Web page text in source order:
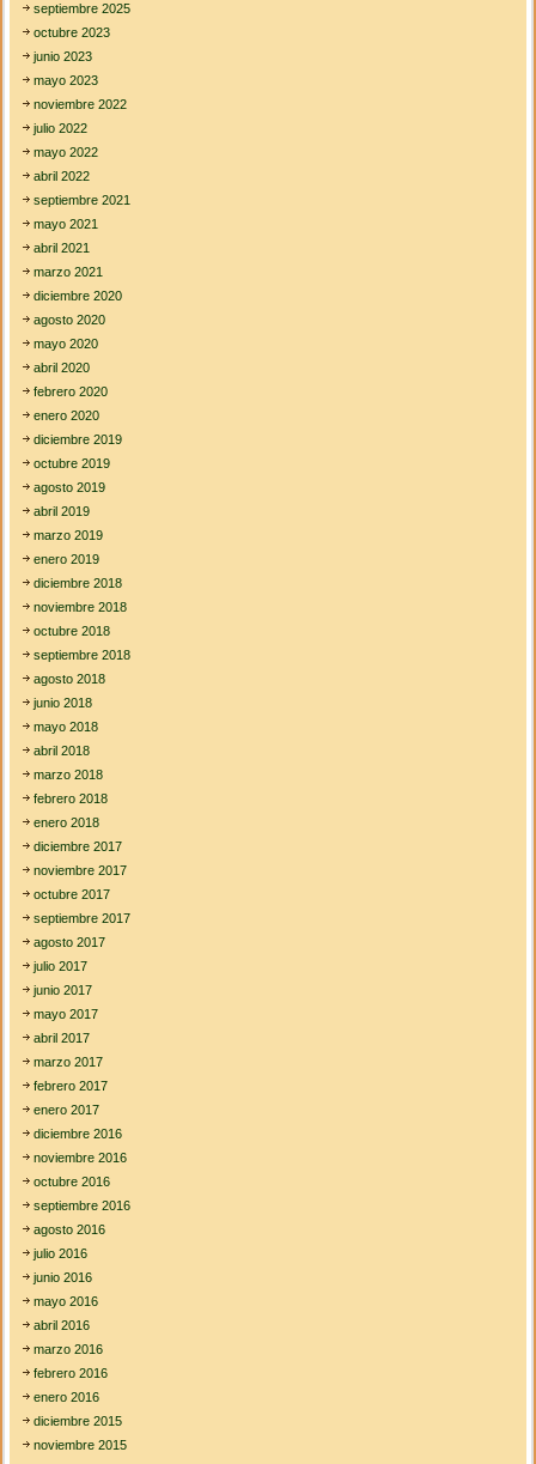
septiembre 2025
octubre 2023
junio 2023
mayo 2023
noviembre 2022
julio 2022
mayo 2022
abril 2022
septiembre 2021
mayo 2021
abril 2021
marzo 2021
diciembre 2020
agosto 2020
mayo 2020
abril 2020
febrero 2020
enero 2020
diciembre 2019
octubre 2019
agosto 2019
abril 2019
marzo 2019
enero 2019
diciembre 2018
noviembre 2018
octubre 2018
septiembre 2018
agosto 2018
junio 2018
mayo 2018
abril 2018
marzo 2018
febrero 2018
enero 2018
diciembre 2017
noviembre 2017
octubre 2017
septiembre 2017
agosto 2017
julio 2017
junio 2017
mayo 2017
abril 2017
marzo 2017
febrero 2017
enero 2017
diciembre 2016
noviembre 2016
octubre 2016
septiembre 2016
agosto 2016
julio 2016
junio 2016
mayo 2016
abril 2016
marzo 2016
febrero 2016
enero 2016
diciembre 2015
noviembre 2015